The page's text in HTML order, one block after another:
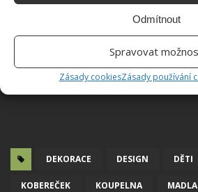
Odmítnout
Spravovat
Zásady cookiesZásady používání
DEKORACE DESIGN DĚTI
KOBEREČEK KOUPELNA MADLA